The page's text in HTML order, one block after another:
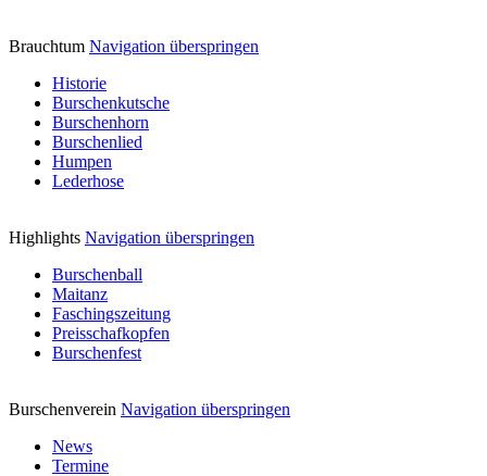
Brauchtum Navigation überspringen
Historie
Burschenkutsche
Burschenhorn
Burschenlied
Humpen
Lederhose
Highlights Navigation überspringen
Burschenball
Maitanz
Faschingszeitung
Preisschafkopfen
Burschenfest
Burschenverein Navigation überspringen
News
Termine